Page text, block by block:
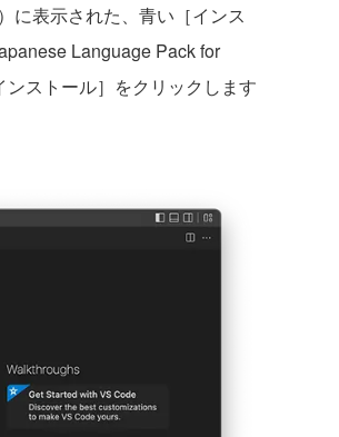
に表示された、青い［インス
Language Pack for
ストール］をクリックします